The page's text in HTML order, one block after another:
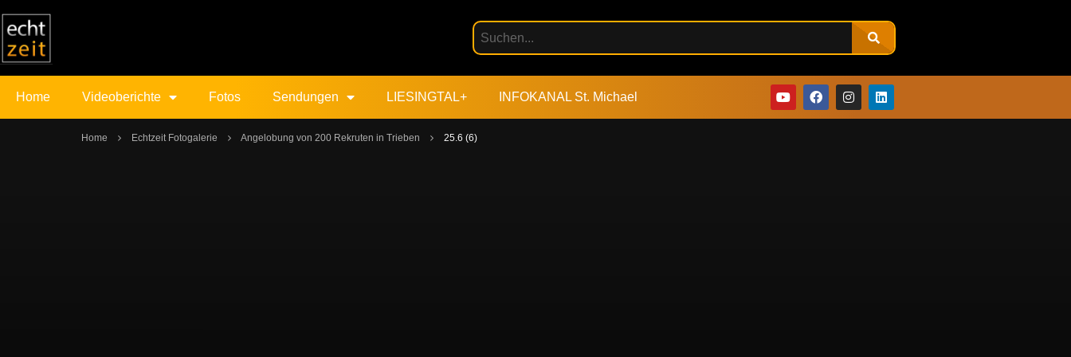
Home Videoberichte Fotos Sendungen LIESINGTAL+ INFOKANAL St. Michael
Home Echtzeit Fotogalerie Angelobung von 200 Rekruten in Trieben 25.6 (6)